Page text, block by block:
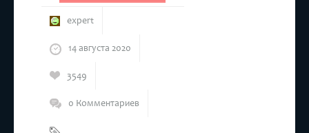
expert
14 августа 2020
3549
0 Комментариев